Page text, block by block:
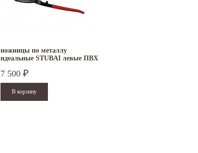
ножницы по металлу
идеальные STUBAI левые ПВХ
7 500 ₽